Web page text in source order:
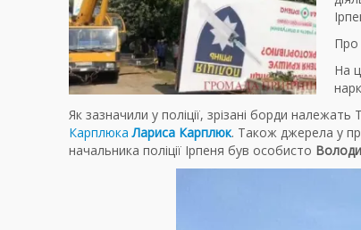
Про
На
Як зазначили у поліції, зрізані борди
КарплюкаЛариса Карплюк. Також джерела у
начальника поліції Ірпеня був особисто